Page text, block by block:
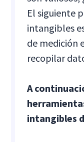
El siguiente
intangibles
de medición
recopilar
A
intangibles